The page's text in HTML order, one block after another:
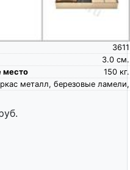
3611
см.
3.0
место
кг.
150
металл, березовые ламели,